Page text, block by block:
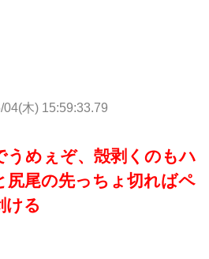
04(木) 15:59:33.79
うめぇぞ、殻剥くのもハ
尻尾の先っちょ切ればペ
ける